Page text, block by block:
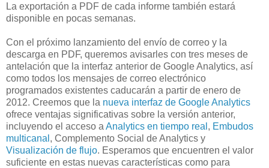
La exportación a PDF de cada informe también estará
disponible en pocas semanas.
Con el próximo lanzamiento del envío de correo y la
descarga en PDF, queremos avisarles con tres meses de
antelación que la interfaz anterior de Google Analytics, así
como todos los mensajes de correo electrónico
programados existentes caducarán a partir de enero de
2012. Creemos que la nueva interfaz de Google Analytics
ofrece ventajas significativas sobre la versión anterior,
incluyendo el acceso a Analytics en tiempo real , Embudos
multicanal , Complemento Social de Analytics y
Visualización de flujo. Esperamos que encuentren el valor
suficiente en estas nuevas características como para